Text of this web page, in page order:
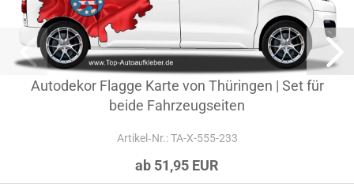
Autodekor Flagge Karte von Thüringen | Set für
beide Fahrzeugseiten
Artikel‑Nr.: TA-X-555-233
ab 51,95 EUR